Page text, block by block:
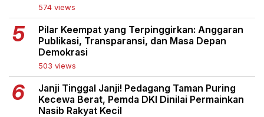
574 views
Pilar Keempat yang Terpinggirkan: Anggaran
Publikasi, Transparansi, dan Masa Depan
Demokrasi
503 views
Janji Tinggal Janji! Pedagang Taman Puring
Kecewa Berat, Pemda DKI Dinilai Permainkan
Nasib Rakyat Kecil